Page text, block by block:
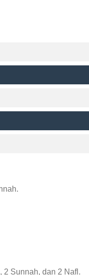
2 Sunnah, dan 2 Nafl.